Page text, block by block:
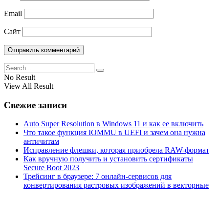
Email
Сайт
No Result
View All Result
Свежие записи
Auto Super Resolution в Windows 11 и как ее включить
Что такое функция IOMMU в UEFI и зачем она нужна
античитам
Исправление флешки, которая приобрела RAW-формат
Как вручную получить и установить сертификаты
Secure Boot 2023
Трейсинг в браузере: 7 онлайн-сервисов для
конвертирования растровых изображений в векторные